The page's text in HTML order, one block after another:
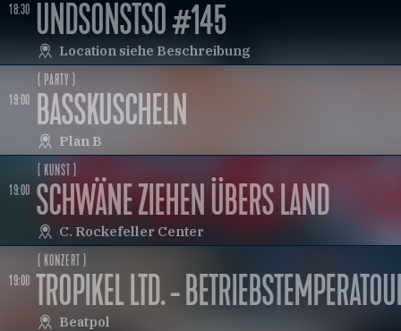
18:30 UNDSONSTSO #145
Location siehe Beschreibung
19:00
( PARTY )
BASSKUSCHELN
Plan B
19:00
( KUNST )
SCHWÄNE ZIEHEN ÜBERS LAND
C. Rockefeller Center
19:00
( KONZERT )
TROPIKEL LTD. -
Beatpol